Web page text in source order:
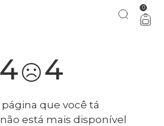
0
4 4
página que você tá
está mais disponível